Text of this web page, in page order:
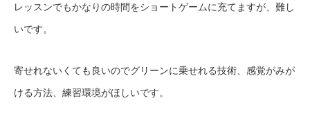
レッスンでもかなりの時間をショートゲームに充てますが、難し
いです。
寄せれないくても良いのでグリーンに乗せれる技術、感覚がみが
ける方法、練習環境がほしいです。